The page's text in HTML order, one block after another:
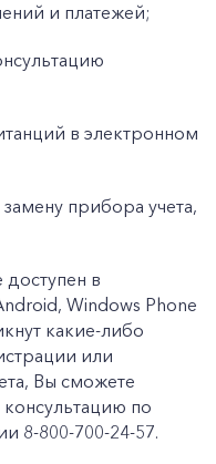
и платежей;
в электронном
замену прибора учета,
в
Windows Phone
какие-либо
или
Вы сможете
по
8-800-700-24-57.